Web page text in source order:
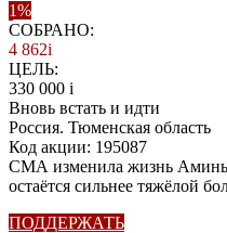
1%
СОБРАНО:
4 862i
ЦЕЛЬ:
330 000 i
Вновь встать и идти
Россия. Тюменская область
Код акции: 195087
СМА изменила жизнь
остаётся сильнее тяжёлой
ПОДДЕРЖАТЬ